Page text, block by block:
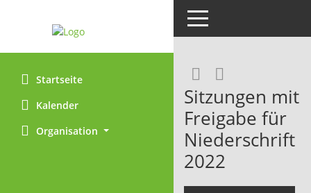
Startseite
Kalender
Organisation
Toggle navigation
Sitzungen mit
Freigabe für
Niederschrift
2022